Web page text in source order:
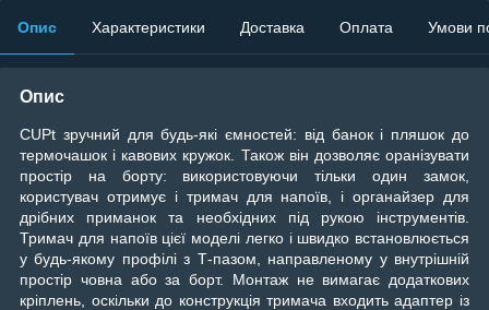
Опис Характеристики Доставка Оплата Умови
Опис
CUPt зручний для будь-які ємностей: від банок і пляшок до
термочашок і кавових кружок. Також він дозволяє оранізувати
простір на борту: використовуючи тільки один замок,
користувач отримує і тримач для напоїв, і органайзер для
дрібних приманок та необхідних під рукою інструментів.
Тримач для напоїв цієї моделі легко і швидко встановлюється
у будь-якому профілі з Т-пазом, направленому у внутрішній
простір човна або за борт. Монтаж не вимагає додаткових
кріплень, оскільки до конструкція тримача входить адаптер із